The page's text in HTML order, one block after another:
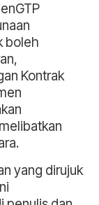
boleh
Kontrak
yang dirujuk